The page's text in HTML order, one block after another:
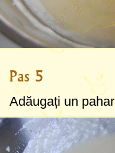
Pas 5
Adăugați un pahar